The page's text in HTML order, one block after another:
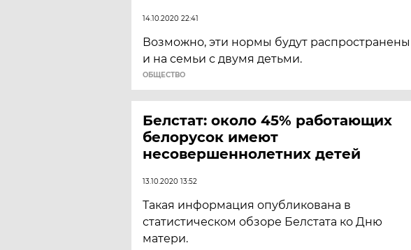
14.10.2020 22:41
Возможно, эти нормы будут распространены
и на семьи с двумя детьми.
ОБЩЕСТВО
Белстат: около 45% работающих
белорусок имеют
несовершеннолетних детей
13.10.2020 13:52
Такая информация опубликована в
статистическом обзоре Белстата ко Дню
матери.